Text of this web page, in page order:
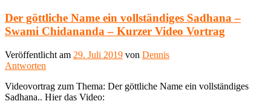
Der göttliche Name ein vollständiges Sadhana –
Swami Chidananda – Kurzer Video Vortrag
Veröffentlicht am 29. Juli 2019 von Dennis
Antworten
Videovortrag zum Thema: Der göttliche Name ein vollständiges
Sadhana.. Hier das Video: